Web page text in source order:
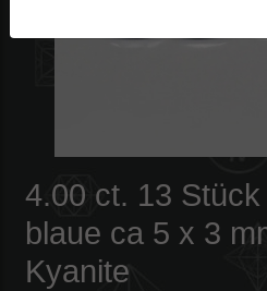
4.00 ct. 13
blaue ca 5 x 3
Kyanite